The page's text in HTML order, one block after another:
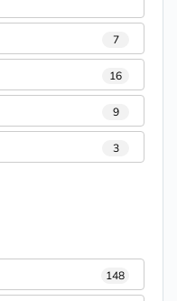
7
16
9
3
148